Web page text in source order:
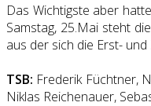
Das Wichtigste aber
Samstag, 25.Mai steht
aus der sich die Erst-
TSB: Frederik Füchtner,
Niklas Reichenauer,